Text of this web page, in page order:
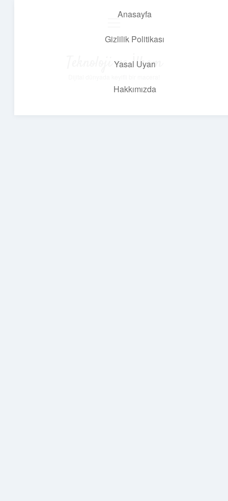
Anasayfa
Gizlilik Politikası
Yasal Uyarı
Hakkımızda
Teknoloji ve İlham